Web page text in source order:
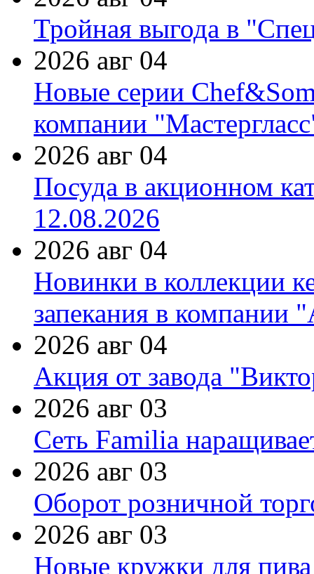
Тройная выгода в
2026 авг 04
Новые серии
компании
2026 авг 04
Посуда в акционном
12.08.2026
2026 авг 04
Новинки в коллекции
запекания в компании
2026 авг 04
Акция от завода
2026 авг 03
Сеть Familia
2026 авг 03
Оборот розничной
2026 авг 03
Новые кружки для